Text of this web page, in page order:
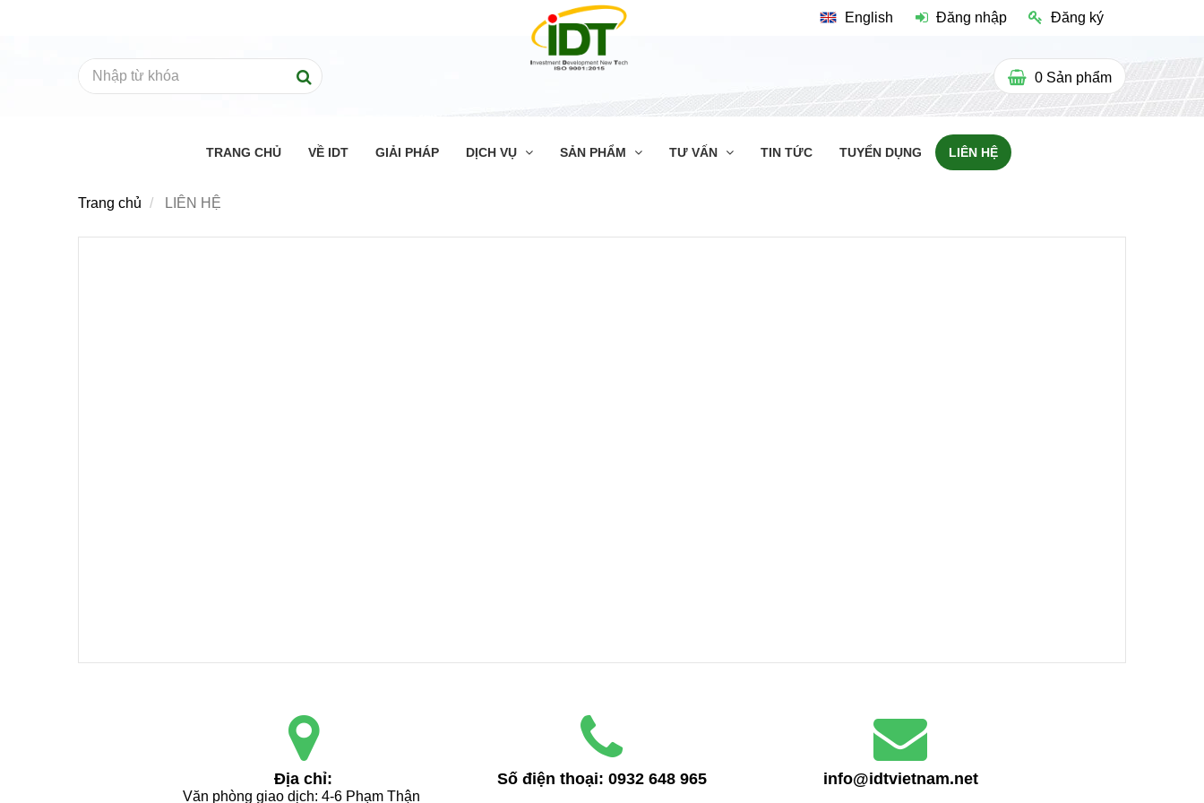
Địa chỉ:
Văn phòng giao dịch: 4-6 Phạm Thận
Số điện thoại: 0932 648 965 info@idtvietnam.net
Đăng nhập Đăng ký
English
0 Sản phẩm
TRANG CHỦ VỀ IDT GIẢI PHÁP DỊCH VỤ SẢN PHẨM TƯ VẤN TIN TỨC TUYỂN DỤNG LIÊN HỆ
Trang chủ LIÊN HỆ